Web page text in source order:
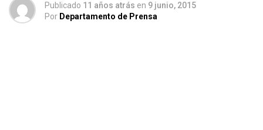
Publicado 11 años atrás en 9 junio, 2015
Por Departamento de Prensa